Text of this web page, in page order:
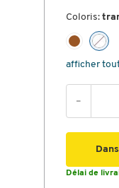
Coloris:
afficher
-
Délai de